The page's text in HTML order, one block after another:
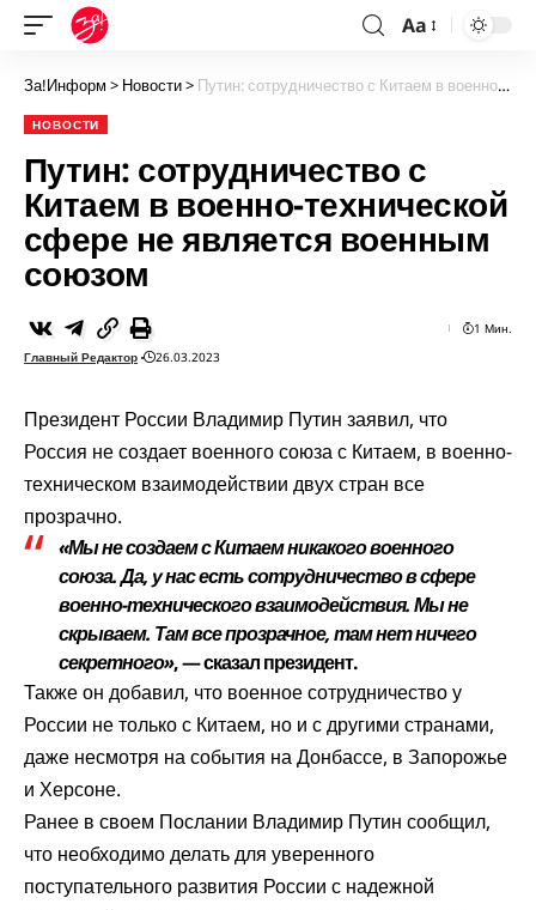
Aa
За!Информ > Новости> Путин: сотрудничество с Китаем в военно-технической сфере не является военным союзом
НОВОСТИ
Путин: сотрудничество с
Китаем в военно-технической
сфере не является военным
союзом
Главный Редактор 26.03.2023
1 Мин.
Президент России Владимир Путин заявил, что
Россия не создает военного союза с Китаем, в военно-
техническом взаимодействии двух стран все
прозрачно.
«Мы не создаем с Китаем никакого военного
союза. Да, у нас есть сотрудничество в сфере
военно-технического взаимодействия. Мы не
скрываем. Там все прозрачное, там нет ничего
секретного», — сказал президент.
Также он добавил, что военное сотрудничество у
России не только с Китаем, но и с другими странами,
даже несмотря на события на Донбассе, в Запорожье
и Херсоне.
Ранее в своем Послании Владимир Путин сообщил,
что необходимо делать для уверенного
поступательного развития России с надежной